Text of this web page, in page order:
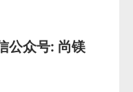
公众号: 尚镁